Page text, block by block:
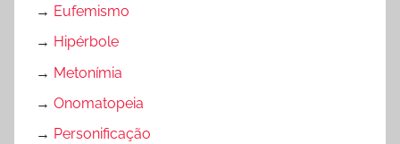
→ Eufemismo
→ Hipérbole
→ Metonímia
→ Onomatopeia
→ Personificação